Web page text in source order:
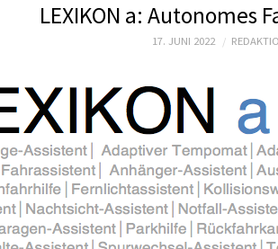
LEXIKON a: Autonomes
17. JUNI 2022